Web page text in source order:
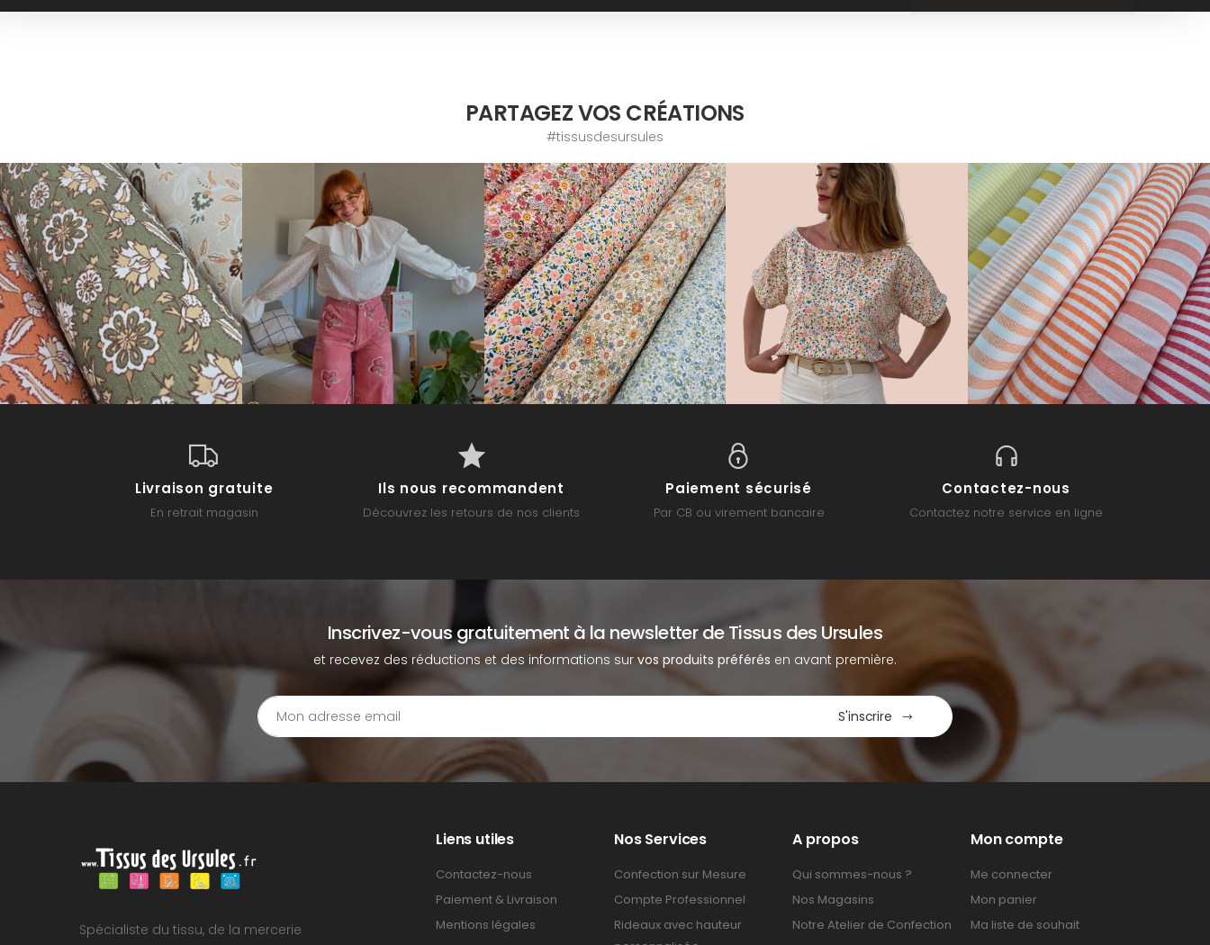
PARTAGEZ VOS CRÉATIONS
#tissusdesursules
Livraison gratuite
En retrait magasin
Ils nous recommandent
Découvrez les retours de nos clients
Paiement sécurisé
Par CB ou virement bancaire
Contactez-nous
Contactez notre service en ligne
Inscrivez-vous gratuitement à la newsletter de Tissus des Ursules
et recevez des réductions et des informations survos produits préférés en avant première.
S'inscrire
Spécialiste du tissu, de la mercerie
Liens utiles
Contactez-nous
Paiement & Livraison
Mentions légales
Nos Services
Confection sur Mesure
Compte Professionnel
Rideaux avec hauteur
A propos
Qui sommes-nous ?
Nos Magasins
Notre Atelier de Confection
Mon compte
Me connecter
Mon panier
Ma liste de souhait